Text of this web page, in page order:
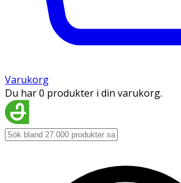
Varukorg
Du har 0 produkter i din varukorg.